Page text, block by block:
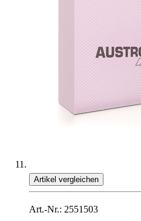
Artikel vergleichen
Art.-Nr.: 2551503